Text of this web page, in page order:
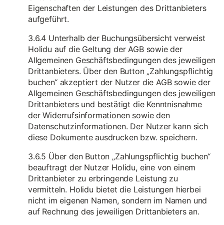
Eigenschaften der Leistungen des Drittanbieters
aufgeführt.
3.6.4 Unterhalb der Buchungsübersicht verweist
Holidu auf die Geltung der AGB sowie der
Allgemeinen Geschäftsbedingungen des jeweiligen
Drittanbieters. Über den Button „Zahlungspflichtig
buchen“ akzeptiert der Nutzer die AGB sowie der
Allgemeinen Geschäftsbedingungen des jeweiligen
Drittanbieters und bestätigt die Kenntnisnahme
der Widerrufsinformationen sowie den
Datenschutzinformationen. Der Nutzer kann sich
diese Dokumente ausdrucken bzw. speichern.
3.6.5 Über den Button „Zahlungspflichtig buchen“
beauftragt der Nutzer Holidu, eine von einem
Drittanbieter zu erbringende Leistung zu
vermitteln. Holidu bietet die Leistungen hierbei
nicht im eigenen Namen, sondern im Namen und
auf Rechnung des jeweiligen Drittanbieters an.